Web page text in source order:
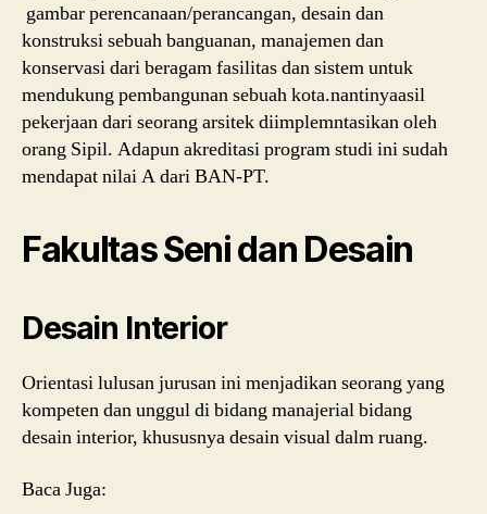
gambar perencanaan/perancangan, desain dan
konstruksi sebuah banguanan, manajemen dan
konservasi dari beragam fasilitas dan sistem untuk
mendukung pembangunan sebuah kota.nantinyaasil
pekerjaan dari seorang arsitek diimplemntasikan oleh
orang Sipil. Adapun akreditasi program studi ini sudah
mendapat nilai A dari BAN-PT.
Fakultas Seni dan Desain
Desain Interior
Orientasi lulusan jurusan ini menjadikan seorang yang
kompeten dan unggul di bidang manajerial bidang
desain interior, khususnya desain visual dalm ruang.
Baca Juga: